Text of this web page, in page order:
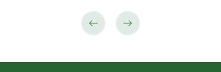
poprzedni
następny